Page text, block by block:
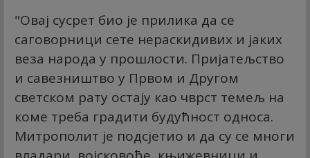
"Овај сусрет био је прилика да се
саговорници сете нераскидивих и јаких
веза народа у прошлости. Пријатељство
и савезништво у Првом и Другом
светском рату остају као чврст темељ на
коме треба градити будућност односа.
Митрополит је подсјетио и да су се многи